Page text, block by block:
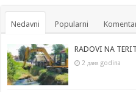
Nedavni Popularni
RADOVI NA
2 дана godina